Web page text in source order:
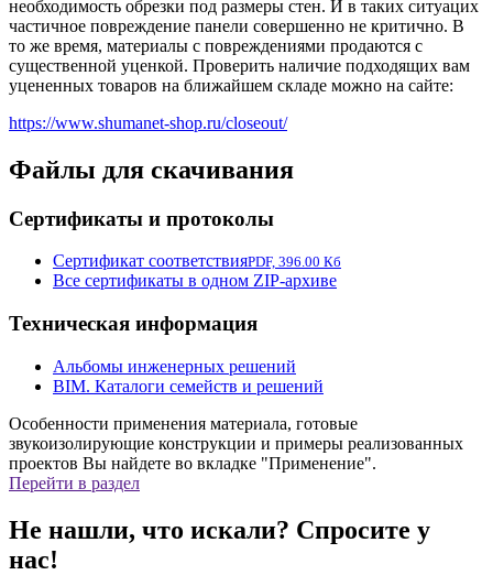
необходимость обрезки под размеры стен. И в таких ситуацих
частичное повреждение панели совершенно не критично. В
то же время, материалы с повреждениями продаются с
существенной уценкой. Проверить наличие подходящих вам
уцененных товаров на ближайшем складе можно на сайте:
https://www.shumanet-shop.ru/closeout/
Файлы для скачивания
Сертификаты и протоколы
Сертификат соответствияPDF, 396.00 Кб
Все сертификаты в одном ZIP-архиве
Техническая информация
Альбомы инженерных решений
BIM. Каталоги семейств и решений
Особенности применения материала, готовые
звукоизолирующие конструкции и примеры реализованных
проектов Вы найдете во вкладке "Применение".
Перейти в раздел
Не нашли, что искали? Спросите у
нас!